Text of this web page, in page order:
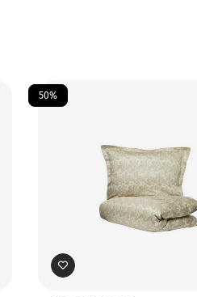
50%